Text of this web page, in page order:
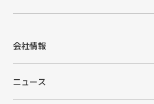
会社情報
ニュース